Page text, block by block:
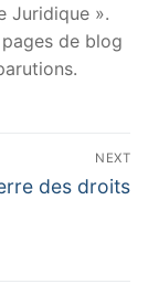
Juridique ».
de blog
NEXT
des droits